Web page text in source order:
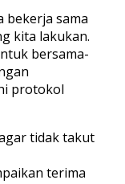
bekerja sama
kita lakukan.
bersama-
protokol
tidak takut
terima